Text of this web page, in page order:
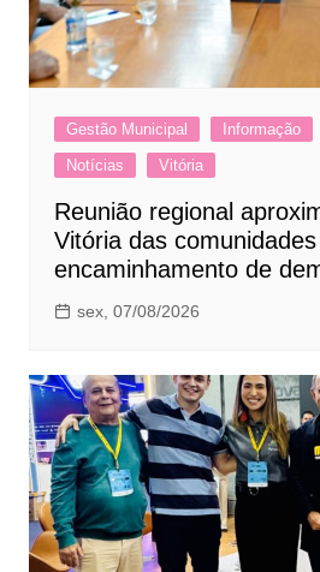
Gestão Municipal Informação
Notícias
Vitória
Reunião regional
Vitória das
encaminhamento de
sex, 07/08/2026